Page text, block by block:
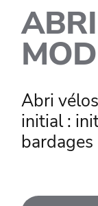
Abri
initial :